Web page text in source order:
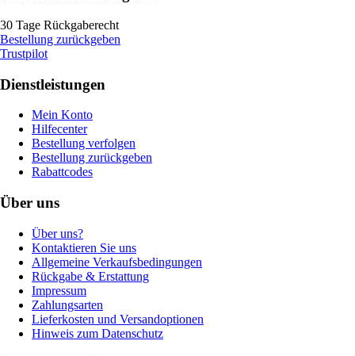
30 Tage Rückgaberecht
Bestellung zurückgeben
Trustpilot
Dienstleistungen
Mein Konto
Hilfecenter
Bestellung verfolgen
Bestellung zurückgeben
Rabattcodes
Über uns
Über uns?
Kontaktieren Sie uns
Allgemeine Verkaufsbedingungen
Rückgabe & Erstattung
Impressum
Zahlungsarten
Lieferkosten und Versandoptionen
Hinweis zum Datenschutz